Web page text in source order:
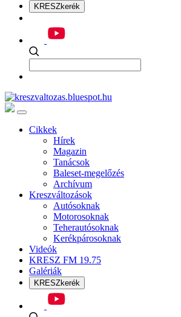
KRESZkerék
Cikkek
Hírek
Magazin
Tanácsok
Baleset-megelőzés
Archívum
Kreszváltozások
Autósoknak
Motorosoknak
Teherautósoknak
Kerékpárosoknak
Videók
KRESZ FM 19.75
Galériák
KRESZkerék